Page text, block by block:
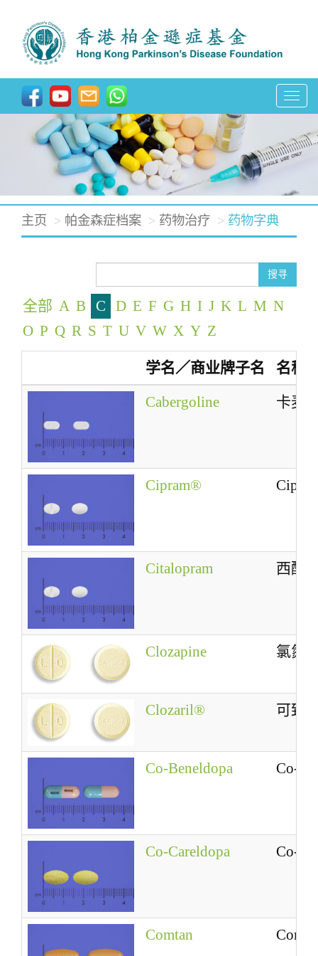
T
g
l
e
t
i
o
主页 帕金森症档案 药物治疗 药物字典
搜寻
全部 A B C D E F G H I J K L M N
O P Q R S T U V W X Y Z
学名／商业牌子名
名称
Cabergoline
卡麦
Cipram®
Citalopram 西酞
Clozapine 氯氮
Clozaril® 可致
Co-Beneldopa Co-
Co-Careldopa Co-
Comtan